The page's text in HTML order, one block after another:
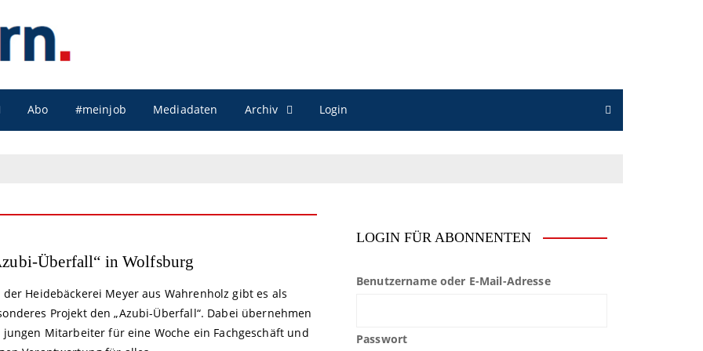
Abo #meinjob Mediadaten Archiv Login
Überfall“ in Wolfsburg
der Heidebäckerei Meyer aus Wahrenholz gibt es als
Projekt den „Azubi-Überfall“. Dabei übernehmen
jungen Mitarbeiter für eine Woche ein Fachgeschäft und
LOGIN FÜR ABONNENTEN
Benutzername oder E-Mail-Adresse
Passwort